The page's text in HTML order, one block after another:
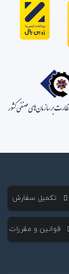
‌ تکمیل سفارش
‌ قوانین و مقررات